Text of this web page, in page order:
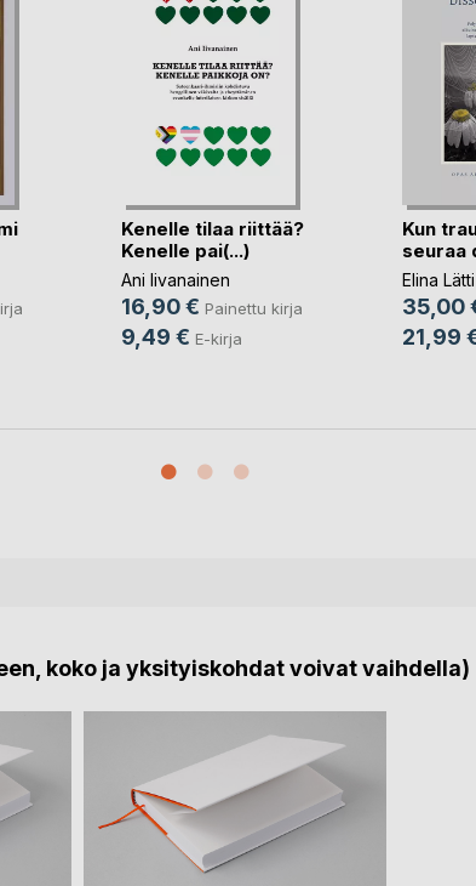
Kenelle tilaa riittää?
Kenelle pai(...)
Ani Iivanainen
16,90 € Painettu kirja
9,49 € E-kirja
Kun
seuraa
Elina Lätti
35,00
21,99
koko ja yksityiskohdat voivat vaihdella)